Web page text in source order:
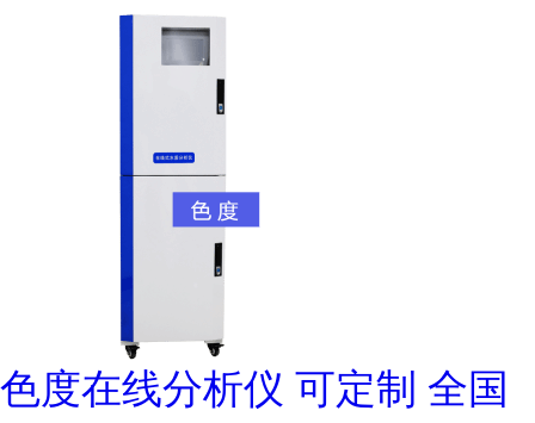
色度在线分析仪 可定制 全国